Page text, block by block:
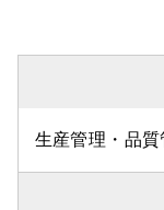
生産管理・品質